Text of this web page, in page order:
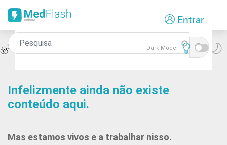
o
principal
Entrar
Icon Teste de Associação Dark Mode:
Infelizmente ainda não existe
conteúdo aqui.
Mas estamos vivos e a trabalhar nisso.